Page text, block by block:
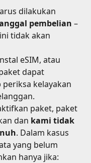
dilakukan
pembelian –
tidak akan
eSIM, atau
dapat
kelayakan
paket, paket
dan kami tidak
. Dalam kasus
yang belum
hanya jika: